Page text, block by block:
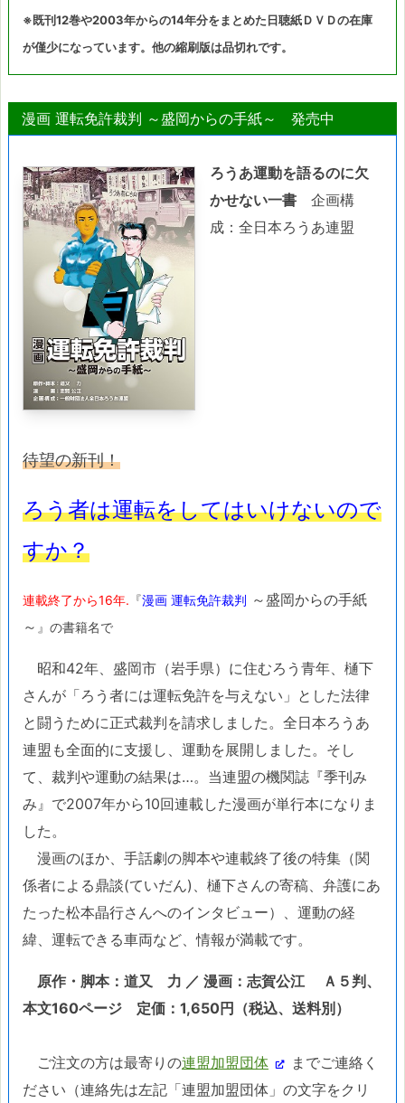
※既刊12巻や2003年からの14年分をまとめた日聴紙ＤＶＤの在庫
が僅少になっています。他の縮刷版は品切れです。
漫画 運転免許裁判 ～盛岡からの手紙～ 発売中
ろうあ運動を語るのに欠
かせない一書 企画構
成：全日本ろうあ連盟
待望の新刊！
ろう者は運転をしてはいけないので
すか？
連載終了から16年. 『漫画 運転免許裁判 ～盛岡からの手紙
～ 』の書籍名で
昭和42年、盛岡市（岩手県）に住むろう青年、樋下
さんが「ろう者には運転免許を与えない」とした法律
と闘うために正式裁判を請求しました。全日本ろうあ
連盟も全面的に支援し、運動を展開しました。そし
て、裁判や運動の結果は…。当連盟の機関誌『季刊み
み』で2007年から10回連載した漫画が単行本になりま
した。
漫画のほか、手話劇の脚本や連載終了後の特集（関
係者による鼎談(ていだん)、樋下さんの寄稿、弁護にあ
たった松本晶行さんへのインタビュー）、運動の経
緯、運転できる車両など、情報が満載です。
原作・脚本：道又 力 ／ 漫画：志賀公江 Ａ５判、
本文160ページ
定価：1,650円（税込、送料別）
ご注文の方は最寄りの連盟加盟団体
までご連絡く
ださい（連絡先は左記「連盟加盟団体」の文字をクリ